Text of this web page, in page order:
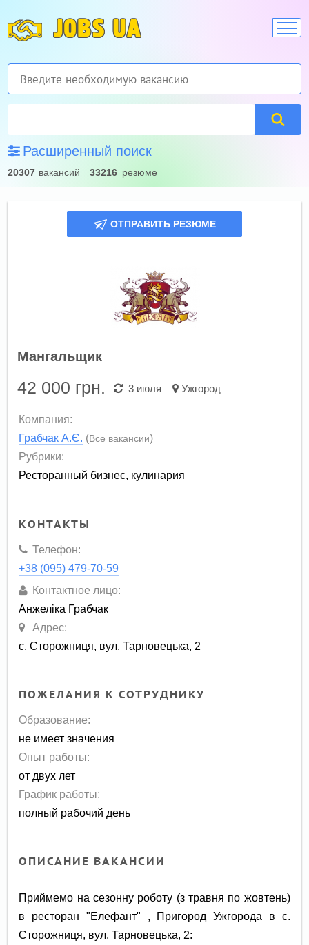
JOBS UA
Расширенный поиск
20307 вакансий 33216 резюме
ОТПРАВИТЬ РЕЗЮМЕ
Мангальщик
42 000 грн. 3 июля Ужгород
Компания:
Грабчак А.Є. (Все вакансии)
Рубрики:
Ресторанный бизнес, кулинария
КОНТАКТЫ
Телефон:
+38 (095) 479-70-59
Контактное лицо:
Анжеліка Грабчак
Адрес:
с. Сторожниця, вул. Тарновецька, 2
ПОЖЕЛАНИЯ К СОТРУДНИКУ
Образование:
не имеет значения
Опыт работы:
от двух лет
График работы:
полный рабочий день
ОПИСАНИЕ ВАКАНСИИ
Приймемо на сезонну роботу (з травня по жовтень)
в ресторан "Елефант" , Пригород Ужгорода в с.
Сторожниця, вул. Тарновецька, 2: